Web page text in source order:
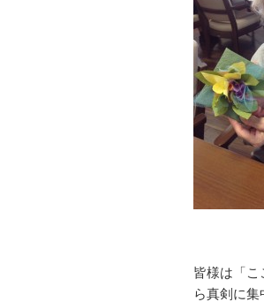
皆様は「こ
ら真剣に集